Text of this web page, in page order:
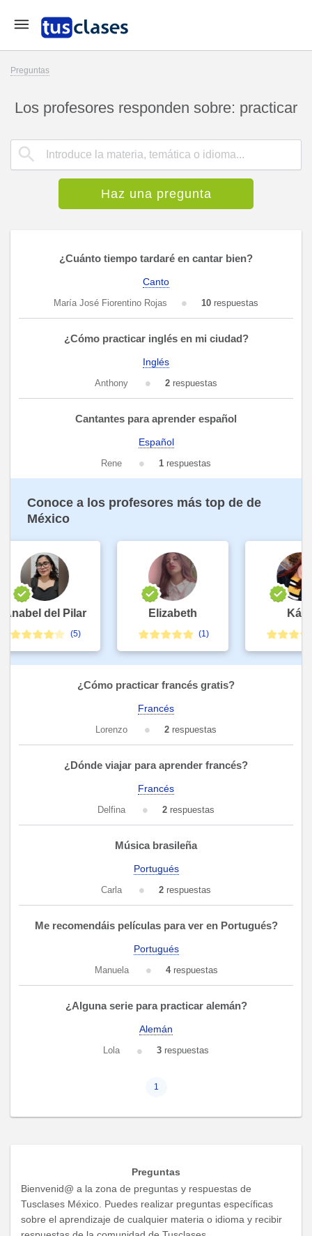
Preguntas
Los profesores responden sobre: practicar
Haz una pregunta
¿Cuánto tiempo tardaré en cantar bien?
Canto
María José Fiorentino Rojas 10 respuestas
¿Cómo practicar inglés en mi ciudad?
Inglés
Anthony 2 respuestas
Cantantes para aprender español
Español
Rene 1 respuestas
Conoce a los profesores más top de de
México
del Pilar
(5)
Elizabeth
(1)
Kárin
¿Cómo practicar francés gratis?
Francés
Lorenzo 2 respuestas
¿Dónde viajar para aprender francés?
Francés
Delfina 2 respuestas
Música brasileña
Portugués
Carla 2 respuestas
Me recomendáis películas para ver en Portugués?
Portugués
Manuela 4respuestas
¿Alguna serie para practicar alemán?
Alemán
Lola 3 respuestas
1
Preguntas
Bienvenid@ a la zona de preguntas y respuestas de
Tusclases México. Puedes realizar preguntas específicas
sobre el aprendizaje de cualquier materia o idioma y recibir